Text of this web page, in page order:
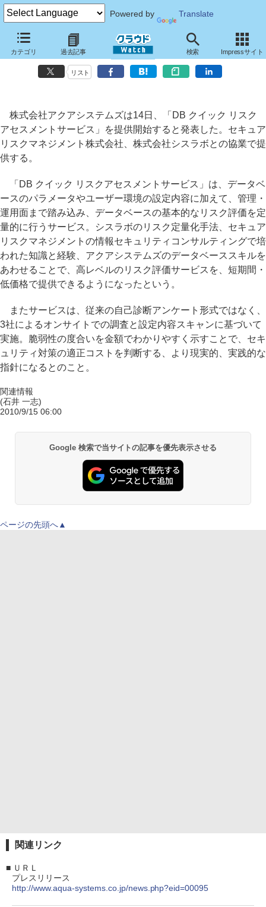
Powered by Translate
カテゴリ 過去記事 検索 Impressサイト
アクアシステムズなど3社、データベースのリスクを定量的に示すリス
クアセスメントサービス
リスト
株式会社アクアシステムズは14日、「DB クイック リスク
アセスメントサービス」を提供開始すると発表した。セキュア
リスクマネジメント株式会社、株式会社シスラボとの協業で提
供する。
「DB クイック リスクアセスメントサービス」は、データベ
ースのパラメータやユーザー環境の設定内容に加えて、管理・
運用面まで踏み込み、データベースの基本的なリスク評価を定
量的に行うサービス。シスラボのリスク定量化手法、セキュア
リスクマネジメントの情報セキュリティコンサルティングで培
われた知識と経験、アクアシステムズのデータベーススキルを
あわせることで、高レベルのリスク評価サービスを、短期間・
低価格で提供できるようになったという。
またサービスは、従来の自己診断アンケート形式ではなく、
3社によるオンサイトでの調査と設定内容スキャンに基づいて
実施。脆弱性の度合いを金額でわかりやすく示すことで、セキ
ュリティ対策の適正コストを判断する、より現実的、実践的な
指針になるとのこと。
関連情報
(石井 一志)
2010/9/15 06:00
Google 検索で当サイトの記事を優先表示させる
ページの先頭へ▲
関連リンク
■ ＵＲＬ
プレスリリース
http://www.aqua-systems.co.jp/news.php?eid=00095